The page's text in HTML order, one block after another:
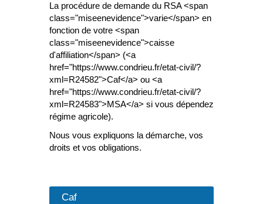
La procédure de demande du RSA <span
class="miseenevidence">varie</span> en
fonction de votre <span
class="miseenevidence">caisse
d'affiliation</span> (<a
href="https://www.condrieu.fr/etat-civil/?
xml=R24582">Caf</a> ou <a
href="https://www.condrieu.fr/etat-civil/?
xml=R24583">MSA</a> si vous dépendez du
régime agricole).
Nous vous expliquons la démarche, vos
droits et vos obligations.
Caf